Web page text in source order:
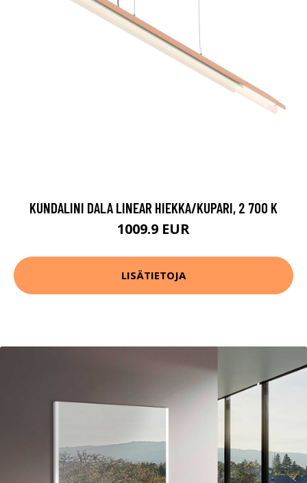
KUNDALINI DALA LINEAR HIEKKA/KUPARI, 2 700 K
1009.9 EUR
LISÄTIETOJA